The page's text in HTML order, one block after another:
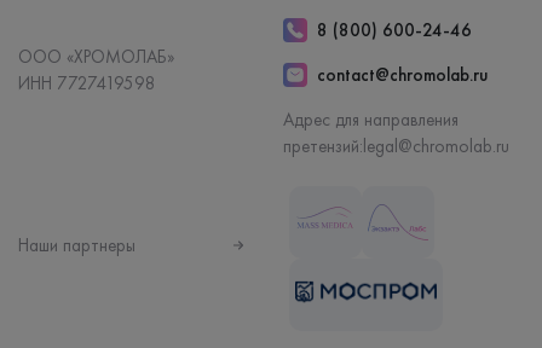
ООО «ХРОМОЛАБ»
ИНН 7727419598
8 (800) 600-24-46
contact@chromolab.ru
Адрес для направления
претензий:legal@chromolab.ru
Наши партнеры